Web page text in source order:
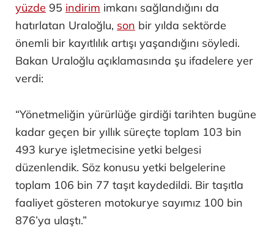
yüzde 95 indirim imkanı sağlandığını da
hatırlatan Uraloğlu, son bir yılda sektörde
önemli bir kayıtlılık artışı yaşandığını söyledi.
Bakan Uraloğlu açıklamasında şu ifadelere yer
verdi:
“Yönetmeliğin yürürlüğe girdiği tarihten bugüne
kadar geçen bir yıllık süreçte toplam 103 bin
493 kurye işletmecisine yetki belgesi
düzenlendik. Söz konusu yetki belgelerine
toplam 106 bin 77 taşıt kaydedildi. Bir taşıtla
faaliyet gösteren motokurye sayımız 100 bin
876’ya ulaştı.”